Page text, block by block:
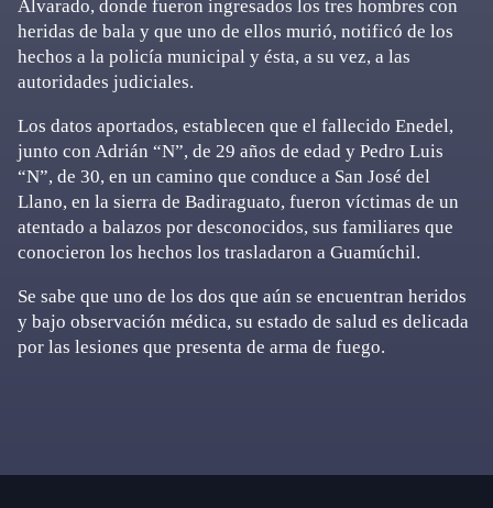
Alvarado, donde fueron ingresados los tres hombres con
heridas de bala y que uno de ellos murió, notificó de los
hechos a la policía municipal y ésta, a su vez, a las
autoridades judiciales.
Los datos aportados, establecen que el fallecido Enedel,
junto con Adrián “N”, de 29 años de edad y Pedro Luis
“N”, de 30, en un camino que conduce a San José del
Llano, en la sierra de Badiraguato, fueron víctimas de un
atentado a balazos por desconocidos, sus familiares que
conocieron los hechos los trasladaron a Guamúchil.
Se sabe que uno de los dos que aún se encuentran heridos
y bajo observación médica, su estado de salud es delicada
por las lesiones que presenta de arma de fuego.